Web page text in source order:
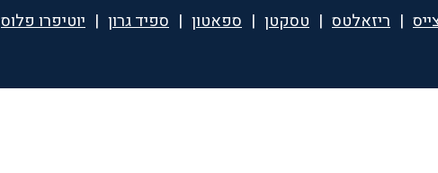
| ריזאלטס | טסקטן | ספאטון | ספיד גרון | יוטיפרו פלוס